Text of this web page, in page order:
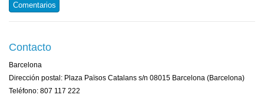
Comentarios
Contacto
Barcelona
Dirección postal: Plaza Països Catalans s/n 08015 Barcelona (Barcelona)
Teléfono: 807 117 222